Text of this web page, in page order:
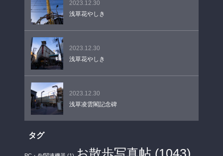
2023.12.30
浅草花やしき
2023.12.30
浅草花やしき
2023.12.30
浅草凌雲閣記念碑
タグ